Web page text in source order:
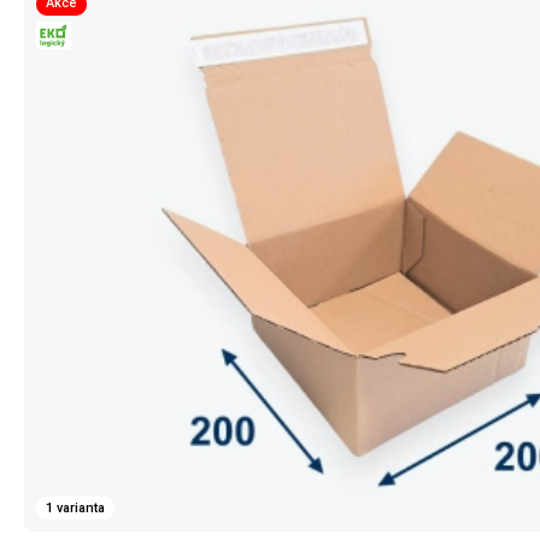
Akce
1 varianta